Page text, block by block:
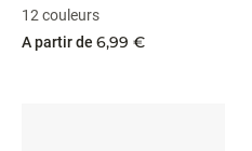
12 couleurs
A partir de 6,99 €